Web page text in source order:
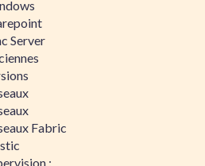
Server
Fabric
: